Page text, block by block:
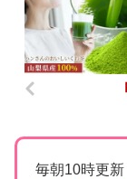
毎朝10時更